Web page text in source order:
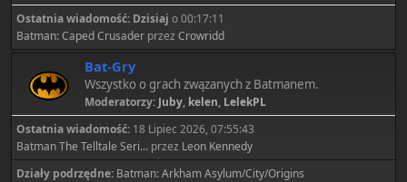
Ostatnia wiadomość: Dzisiaj o 00:17:11
Batman: Caped Crusader przez Crowridd
Bat-Gry
Wszystko o grach zwązanych z Batmanem.
Moderatorzy: Juby, kelen, LelekPL
Ostatnia wiadomość: 18 Lipiec 2026, 07:55:43
Batman The Telltale Seri... przez Leon Kennedy
Działy podrzędne Batman: Arkham Asylum/City/Origins